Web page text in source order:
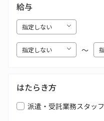
給与
〜
はたらき方
派遣・受託業務スタッフ